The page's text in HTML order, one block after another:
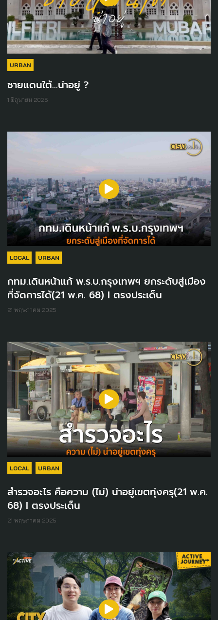
URBAN
ชายแดนใต้...น่าอยู่ ?
1 มิถุนายน 2025
LOCAL URBAN
กทม.เดินหน้าแก้ พ.ร.บ.กรุงเทพฯ ยกระดับสู่เมือง
ที่จัดการได้(21 พ.ค. 68) I ตรงประเด็น
21 พฤษภาคม 2025
LOCAL URBAN
สำรวจอะไร คือความ (ไม่) น่าอยู่เขตทุ่งครุ(21 พ.ค.
68) I ตรงประเด็น
21 พฤษภาคม 2025